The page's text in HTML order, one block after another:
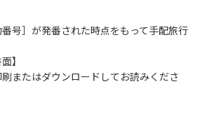
タープを張らない。
は川原で遊ばない。
園キャンプ場で雨が降らなくても、上
することがあるので、水の濁りに注意
は直ちに川原での遊びを中止する。
理者や地元住民から川についての注意
号］が発番された時点をもって手配旅行
】
またはダウンロードしてお読みくださ